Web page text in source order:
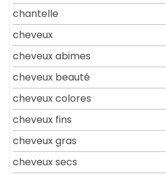
chantelle
cheveux
cheveux abimes
cheveux beauté
cheveux colores
cheveux fins
cheveux gras
cheveux secs